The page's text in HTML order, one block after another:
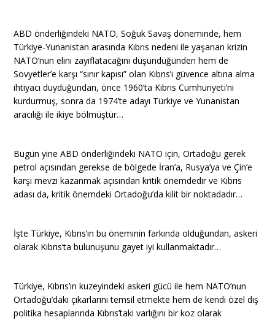
ABD önderliğindeki NATO, Soğuk Savaş döneminde, hem
Türkiye-Yunanistan arasında Kıbrıs nedeni ile yaşanan krizin
NATO’nun elini zayıflatacağını düşündüğünden hem de
Sovyetler’e karşı “sınır kapısı” olan Kıbrıs’ı güvence altına alma
ihtiyacı duyduğundan, önce 1960’ta Kıbrıs Cumhuriyeti’ni
kurdurmuş, sonra da 1974’te adayı Türkiye ve Yunanistan
aracılığı ile ikiye bölmüştür…
Bugün yine ABD önderliğindeki NATO için, Ortadoğu gerek
petrol açısından gerekse de bölgede İran’a, Rusya’ya ve Çin’e
karşı mevzi kazanmak açısından kritik önemdedir ve Kıbrıs
adası da, kritik önemdeki Ortadoğu’da kilit bir noktadadır…
İşte Türkiye, Kıbrıs’ın bu öneminin farkında olduğundan, askeri
olarak Kıbrıs’ta bulunuşunu gayet iyi kullanmaktadır…
Türkiye, Kıbrıs’ın kuzeyindeki askeri gücü ile hem NATO’nun
Ortadoğu’daki çıkarlarını temsil etmekte hem de kendi özel dış
politika hesaplarında Kıbrıs’taki varlığını bir koz olarak